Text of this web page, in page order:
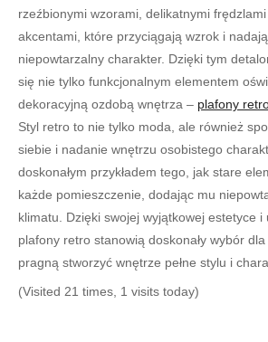
rzeźbionymi wzorami, delikatnymi
akcentami, które przyciągają wzrok i
niepowtarzalny charakter. Dzięki tym
się nie tylko funkcjonalnym elementem
dekoracyjną ozdobą wnętrza – plafony
Styl retro to nie tylko moda, ale również
siebie i nadanie wnętrzu osobistego
doskonałym przykładem tego, jak stare
każde pomieszczenie, dodając mu
klimatu. Dzięki swojej wyjątkowej estetyce i
plafony retro stanowią doskonały wybór
pragną stworzyć wnętrze pełne stylu i
(Visited 21 times, 1 visits today)